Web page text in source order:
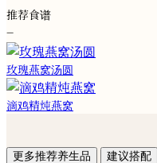
推荐食谱
−
玫瑰燕窝汤圆
滴鸡精炖燕窝
更多推荐养生品 建议搭配